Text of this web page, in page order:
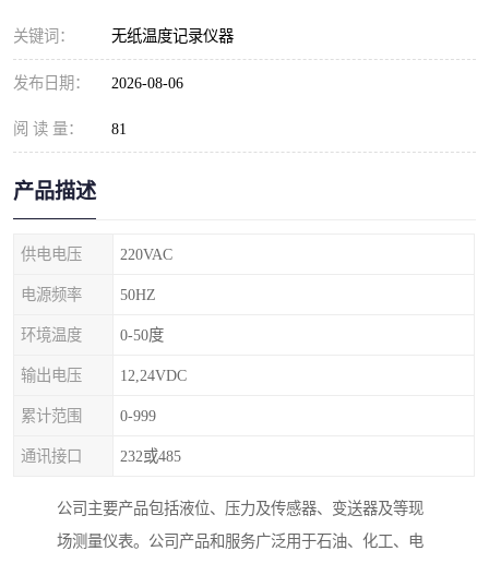
关键词： 无纸温度记录仪器
发布日期： 2026-08-06
阅 读 量： 81
产品描述
供电电压 220VAC
电源频率 50HZ
环境温度 0-50度
输出电压 12,24VDC
累计范围 0-999
通讯接口 232或485
公司主要产品包括液位、压力及传感器、变送器及等现
场测量仪表。公司产品和服务广泛用于石油、化工、电